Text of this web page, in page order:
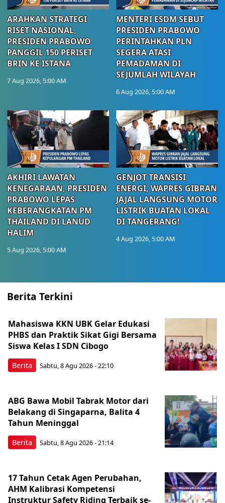
ARAHKAN STRATEGI
RISET NASIONAL,
PRESIDEN PRABOWO
PANGGIL 150 PERISET
BRIN KE ISTANA
7 Aug 2026, 5:00 AM
MENTERI ESDM SEBUT
PRESIDEN PRABOWO
PERINTAHKAN PLN
SEGERA ATASI
PEMADAMAN DI
SEJUMLAH WILAYAH
6 Aug 2026, 5:00 AM
AKHIRI LAWATAN
KENEGARAAN, PRESIDEN
PRABOWO LEPAS
KEBERANGKATAN PM
THAILAND DI LANUD
HALIM
5 Aug 2026, 5:00 AM
GENJOT TRANSISI
ENERGI, WAPRES GIBRAN
JAJAL LANGSUNG MOTOR
LISTRIK BUATAN LOKAL
DI TANGERANG!
4 Aug 2026, 5:00 AM
Berita Terkini
Berita
Mahasiswa KKN UBK Gelar Edukasi
PHBS dan Praktik Sikat Gigi Bersama
Siswa Kelas I SDN Cibogo
Sabtu, 8 Agu 2026 - 22:10
Berita
ABG Bawa Mobil Tabrak Motor dari
Belakang di Singaparna, Balita 4
Tahun Meninggal
Sabtu, 8 Agu 2026 - 21:14
17 Tahun Cetak Agen Perubahan,
AHM Kalibrasi Kompetensi
Instruktur Safety Riding Terbaik se-